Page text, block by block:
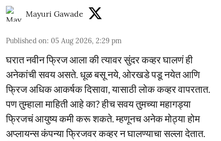
Mayuri Gawade
Published on: 05 Aug 2026, 2:29 pm
घरात नवीन फ्रिज आला की त्यावर सुंदर कव्हर घालणं ही
अनेकांची सवय असते. धूळ बसू नये, ओरखडे पडू नयेत आणि
फ्रिज अधिक आकर्षक दिसावा, यासाठी लोक कव्हर वापरतात.
पण तुम्हाला माहिती आहे का? हीच सवय तुमच्या महागड्या
फ्रिजचं आयुष्य कमी करू शकते. म्हणूनच अनेक मोठ्या होम
अप्लायन्स कंपन्या फ्रिजवर कव्हर न घालण्याचा सल्ला देतात.